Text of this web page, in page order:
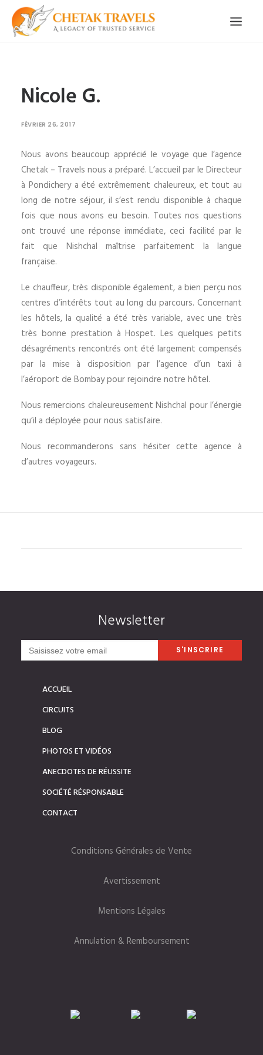
NOS SERVICES
TÉMOIGNAGES
Nicole G.
FÉVRIER 26, 2017
Nous avons beaucoup apprécié le voyage que l’agence
Chetak – Travels nous a préparé. L’accueil par le Directeur
à Pondichery a été extrêmement chaleureux, et tout au
long de notre séjour, il s’est rendu disponible à chaque
fois que nous avons eu besoin. Toutes nos questions
ont trouvé une réponse immédiate, ceci facilité par le
fait que Nishchal maîtrise parfaitement la langue
française.
Le chauffeur, très disponible également, a bien perçu nos
centres d’intérêts tout au long du parcours. Concernant
les hôtels, la qualité a été très variable, avec une très
très bonne prestation à Hospet. Les quelques petits
désagréments rencontrés ont été largement compensés
par la mise à disposition par l’agence d’un taxi à
l’aéroport de Bombay pour rejoindre notre hôtel.
Nous remercions chaleureusement Nishchal pour l’énergie
qu’il a déployée pour nous satisfaire.
Nous recommanderons sans hésiter cette agence à
d’autres voyageurs.
Newsletter
ACCUEIL
CIRCUITS
BLOG
PHOTOS ET VIDÉOS
ANECDOTES DE RÉUSSITE
SOCIÉTÉ RÉSPONSABLE
CONTACT
Conditions Générales de Vente
Avertissement
Mentions Légales
Annulation & Remboursement